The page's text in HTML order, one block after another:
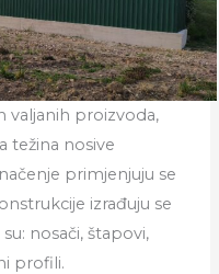
valjanih proizvoda,
težina nosive
primjenjuju se
izrađuju se
nosači, štapovi,
profili.